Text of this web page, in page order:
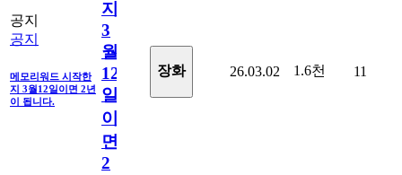
공지
공지
메모리워드 시작한
지 3월12일이면 2년
이 됩니다.
지
3
월
12
일
이
면
2
장화 26.03.02 1.6천 11